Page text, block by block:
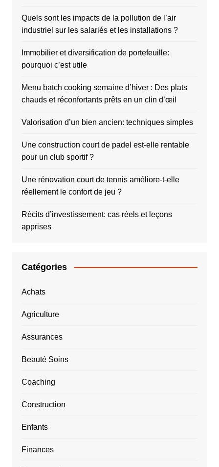
Quels sont les impacts de la pollution de l’air
industriel sur les salariés et les installations ?
Immobilier et diversification de portefeuille:
pourquoi c’est utile
Menu batch cooking semaine d’hiver : Des plats
chauds et réconfortants prêts en un clin d’œil
Valorisation d’un bien ancien: techniques simples
Une construction court de padel est-elle rentable
pour un club sportif ?
Une rénovation court de tennis améliore-t-elle
réellement le confort de jeu ?
Récits d’investissement: cas réels et leçons
apprises
Catégories
Achats
Agriculture
Assurances
Beauté Soins
Coaching
Construction
Enfants
Finances